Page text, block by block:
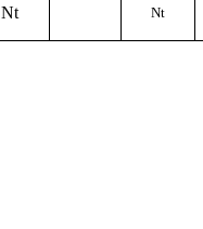
Nt Nt